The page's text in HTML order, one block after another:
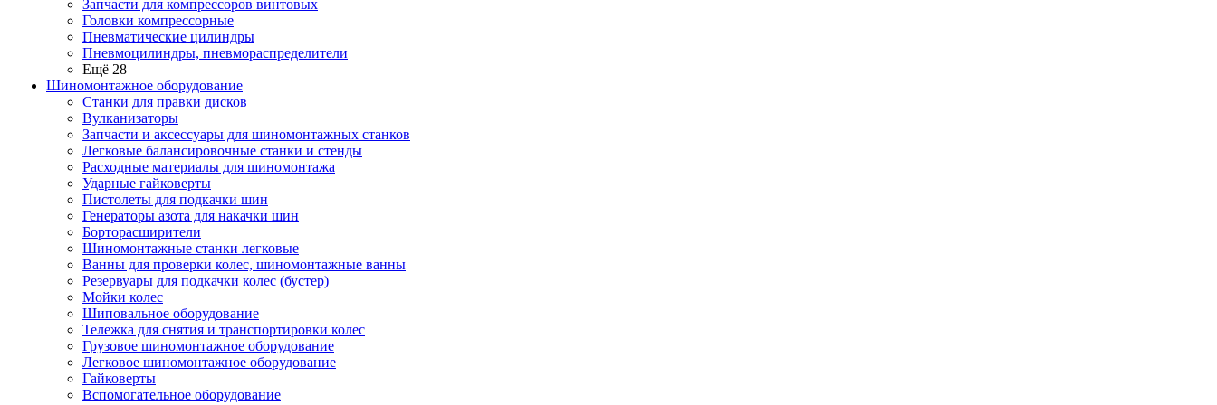
Запчасти для компрессоров винтовых
Головки компрессорные
Пневматические цилиндры
Пневмоцилиндры, пневмораспределители
Ещё 28
Шиномонтажное оборудование
Станки для правки дисков
Вулканизаторы
Запчасти и аксессуары для шиномонтажных станков
Легковые балансировочные станки и стенды
Расходные материалы для шиномонтажа
Ударные гайковерты
Пистолеты для подкачки шин
Генераторы азота для накачки шин
Борторасширители
Шиномонтажные станки легковые
Ванны для проверки колес, шиномонтажные ванны
Резервуары для подкачки колес (бустер)
Мойки колес
Шиповальное оборудование
Тележка для снятия и транспортировки колес
Грузовое шиномонтажное оборудование
Легковое шиномонтажное оборудование
Гайковерты
Вспомогательное оборудование